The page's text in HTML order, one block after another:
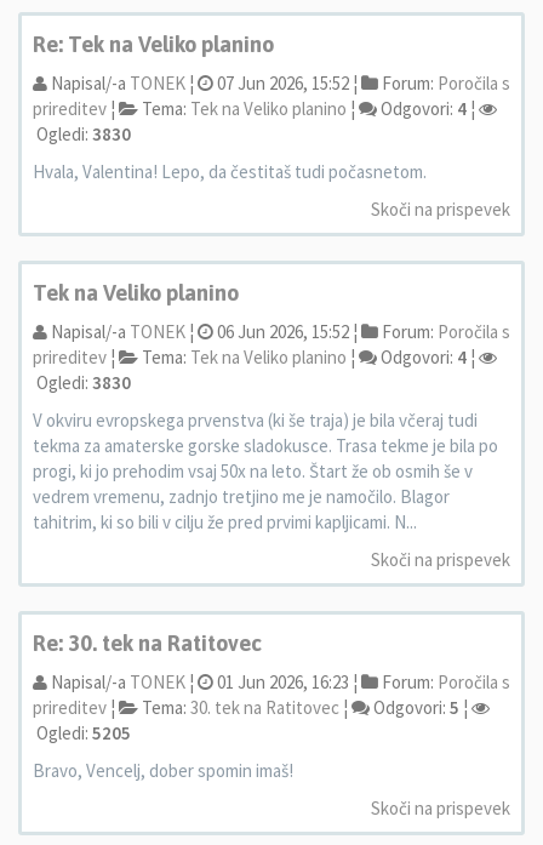
Re: Tek na Veliko planino
Napisal/-a TONEK ¦ 07 Jun 2026, 15:52 ¦ Forum: Poročila s
prireditev ¦ Tema: Tek na Veliko planino ¦ Odgovori: 4 ¦
Ogledi: 3830
Hvala, Valentina! Lepo, da čestitaš tudi počasnetom.
Skoči na prispevek
Tek na Veliko planino
Napisal/-a TONEK ¦ 06 Jun 2026, 15:52 ¦ Forum: Poročila s
prireditev ¦ Tema: Tek na Veliko planino ¦ Odgovori: 4 ¦
Ogledi: 3830
V okviru evropskega prvenstva (ki še traja) je bila včeraj tudi
tekma za amaterske gorske sladokusce. Trasa tekme je bila po
progi, ki jo prehodim vsaj 50x na leto. Štart že ob osmih še v
vedrem vremenu, zadnjo tretjino me je namočilo. Blagor
tahitrim, ki so bili v cilju že pred prvimi kapljicami. N...
Skoči na prispevek
Re: 30. tek na Ratitovec
Napisal/-a TONEK ¦ 01 Jun 2026, 16:23 ¦ Forum: Poročila s
prireditev ¦ Tema: 30. tek na Ratitovec ¦ Odgovori: 5 ¦
Ogledi: 5205
Bravo, Vencelj, dober spomin imaš!
Skoči na prispevek